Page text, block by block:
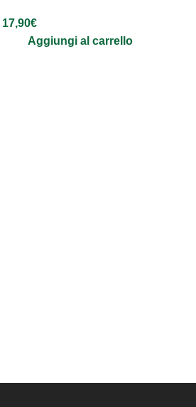
17,90€
Aggiungi al carrello